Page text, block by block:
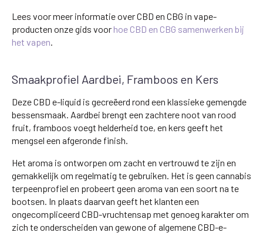
Lees voor meer informatie over CBD en CBG in vape-
producten onze gids voor hoe CBD en CBG samenwerken bij
het vapen
Smaakprofiel Aardbei, Framboos en Kers
Deze CBD e-liquid is gecreëerd rond een klassieke gemengde
bessensmaak. Aardbei brengt een zachtere noot van rood
fruit, framboos voegt helderheid toe, en kers geeft het
mengsel een afgeronde finish.
Het aroma is ontworpen om zacht en vertrouwd te zijn en
gemakkelijk om regelmatig te gebruiken. Het is geen cannabis
terpeenprofiel en probeert geen aroma van een soort na te
bootsen. In plaats daarvan geeft het klanten een
ongecompliceerd CBD-vruchtensap met genoeg karakter om
zich te onderscheiden van gewone of algemene CBD-e-